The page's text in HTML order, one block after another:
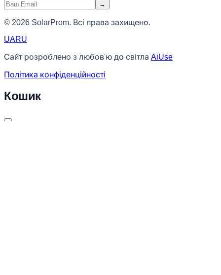
→
© 2026 SolarProm. Всі права захищено.
UARU
Сайт розроблено з любов'ю до світла AiUse
Політика конфіденційності
Кошик